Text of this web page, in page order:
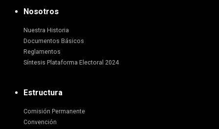
Nosotros
Nuestra Historia
Documentos Básicos
Reglamentos
Síntesis Plataforma Electoral 2024
Estructura
Comisión Permanente
Convención